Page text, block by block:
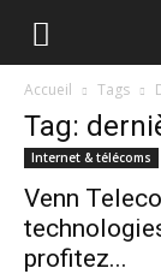
Accueil Tags
Tag:
Internet & télécoms
Venn
profitez...